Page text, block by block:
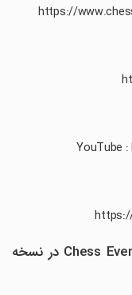
تغییرات برنامه Chess Events: Games & Results در نسخه